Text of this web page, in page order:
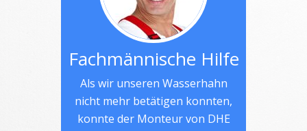
Fachmännische Hilfe
Als wir unseren Wasserhahn
nicht mehr betätigen konnten,
konnte der Monteur von DHE